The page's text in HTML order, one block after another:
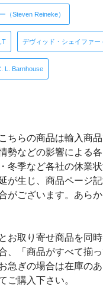
（Steven Reineke）
デヴィッド・シェイファー
L. Barnhouse
らの商品は輸入商品
勢などの影響による
冬季など各社の休業状
が生じ、商品ページ
がございます。あら
お取り寄せ商品を同
、「商品がすべて揃
急ぎの場合は在庫の
ご購入下さい。